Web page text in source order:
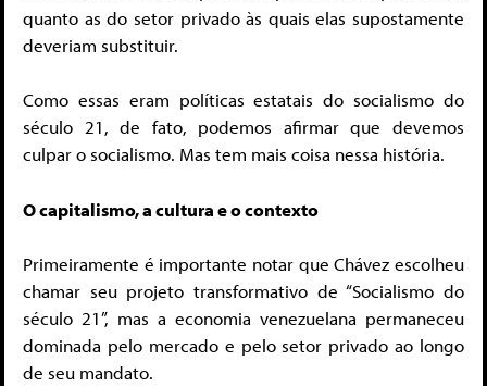
quanto as do setor privado às quais elas supostamente
deveriam substituir.
Como essas eram políticas estatais do socialismo do
século 21, de fato, podemos afirmar que devemos
culpar o socialismo. Mas tem mais coisa nessa história.
O capitalismo, a cultura e o contexto
Primeiramente é importante notar que Chávez escolheu
chamar seu projeto transformativo de “Socialismo do
século 21”, mas a economia venezuelana permaneceu
dominada pelo mercado e pelo setor privado ao longo
de seu mandato.